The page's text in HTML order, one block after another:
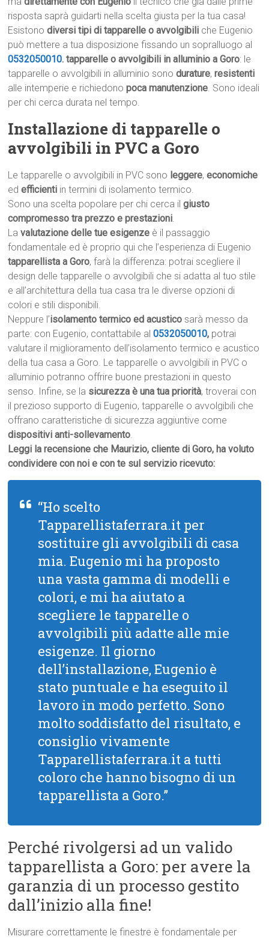
risposta saprà guidarti nella scelta giusta per la tua casa!
Esistonodiversi tipi di tapparelle o avvolgibili che Eugenio
può mettere a tua disposizione fissando un sopralluogo al
0532050010. tapparelle o avvolgibili in alluminio a Goro: le
tapparelle o avvolgibili in alluminio sonodurature,resistenti
alle intemperie e richiedonopoca manutenzione. Sono ideali
per chi cerca durata nel tempo.
Installazione di tapparelle o
avvolgibili in PVC a Goro
Le tapparelle o avvolgibili in PVC sono leggere,economiche
edefficienti in termini di isolamento termico.
Sono una scelta popolare per chi cerca ilgiusto
compromesso tra prezzo e prestazioni.
Lavalutazione delle tue esigenze è il passaggio
fondamentale ed è proprio qui che l’esperienza di Eugenio
tapparellista a Goro, farà la differenza: potrai scegliere il
design delle tapparelle o avvolgibili che si adatta al tuo stile
e all’architettura della tua casa tra le diverse opzioni di
colori e stili disponibili.
Neppure l’isolamento termico ed acustico sarà messo da
parte: con Eugenio, contattabile al0532050010, potrai
valutare il miglioramento dell’isolamento termico e acustico
della tua casa a Goro. Le tapparelle o avvolgibili in PVC o
alluminio potranno offrire buone prestazioni in questo
senso. Infine, se la sicurezza è una tua priorità, troverai con
il prezioso supporto di Eugenio, tapparelle o avvolgibili che
offrano caratteristiche di sicurezza aggiuntive come
dispositivi anti-sollevamento.
Leggi la recensione che Maurizio, cliente di Goro, ha voluto
condividere con noi e con te sul servizio ricevuto:
“Ho scelto
Tapparellistaferrara.it per
sostituire gli avvolgibili di casa
mia. Eugenio mi ha proposto
una vasta gamma di modelli e
colori, e mi ha aiutato a
scegliere le tapparelle o
avvolgibili più adatte alle mie
esigenze. Il giorno
dell’installazione, Eugenio è
stato puntuale e ha eseguito il
lavoro in modo perfetto. Sono
molto soddisfatto del risultato, e
consiglio vivamente
Tapparellistaferrara.it a tutti
coloro che hanno bisogno di un
tapparellista a Goro.”
Perché rivolgersi ad un valido
tapparellista a Goro: per avere la
garanzia di un processo gestito
dall’inizio alla fine!
Misurare correttamente le finestre è fondamentale per